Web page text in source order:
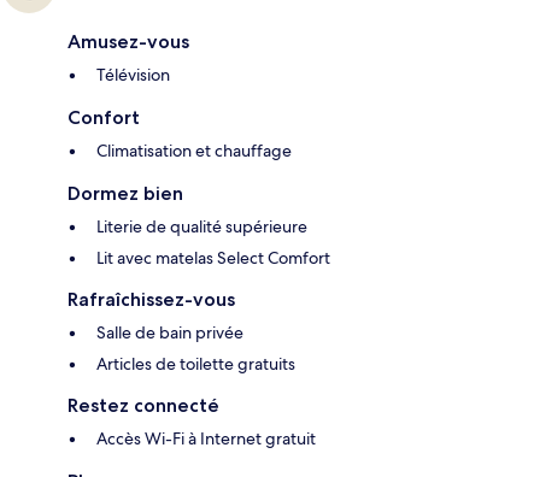
Amusez-vous
Télévision
Confort
Climatisation et chauffage
Dormez bien
Literie de qualité supérieure
Lit avec matelas Select Comfort
Rafraîchissez-vous
Salle de bain privée
Articles de toilette gratuits
Restez connecté
Accès Wi-Fi à Internet gratuit